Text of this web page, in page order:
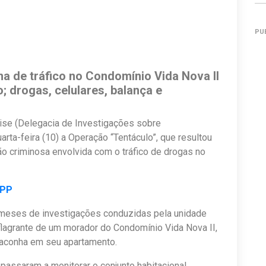
de tráfico no Condomínio Vida Nova II
drogas, celulares, balança e
(Delegacia de Investigações sobre
feira (10) a Operação “Tentáculo”, que resultou
criminosa envolvida com o tráfico de drogas no
de investigações conduzidas pela unidade
de um morador do Condomínio Vida Nova II,
em seu apartamento.